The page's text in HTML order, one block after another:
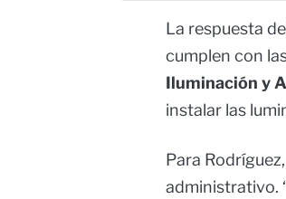
La respuesta
cumplen con
Iluminación y
instalar las
Para
administrativo.